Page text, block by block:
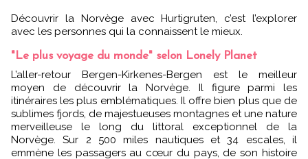
Découvrir la Norvège avec Hurtigruten, c’est l’explorer
avec les personnes qui la connaissent le mieux.
"Le plus voyage du monde" selon Lonely Planet
L’aller-retour Bergen-Kirkenes-Bergen est le meilleur
moyen de découvrir la Norvège. Il figure parmi les
itinéraires les plus emblématiques. Il offre bien plus que de
sublimes fjords, de majestueuses montagnes et une nature
merveilleuse le long du littoral exceptionnel de la
Norvège. Sur 2 500 miles nautiques et 34 escales, il
emmène les passagers au cœur du pays, de son histoire